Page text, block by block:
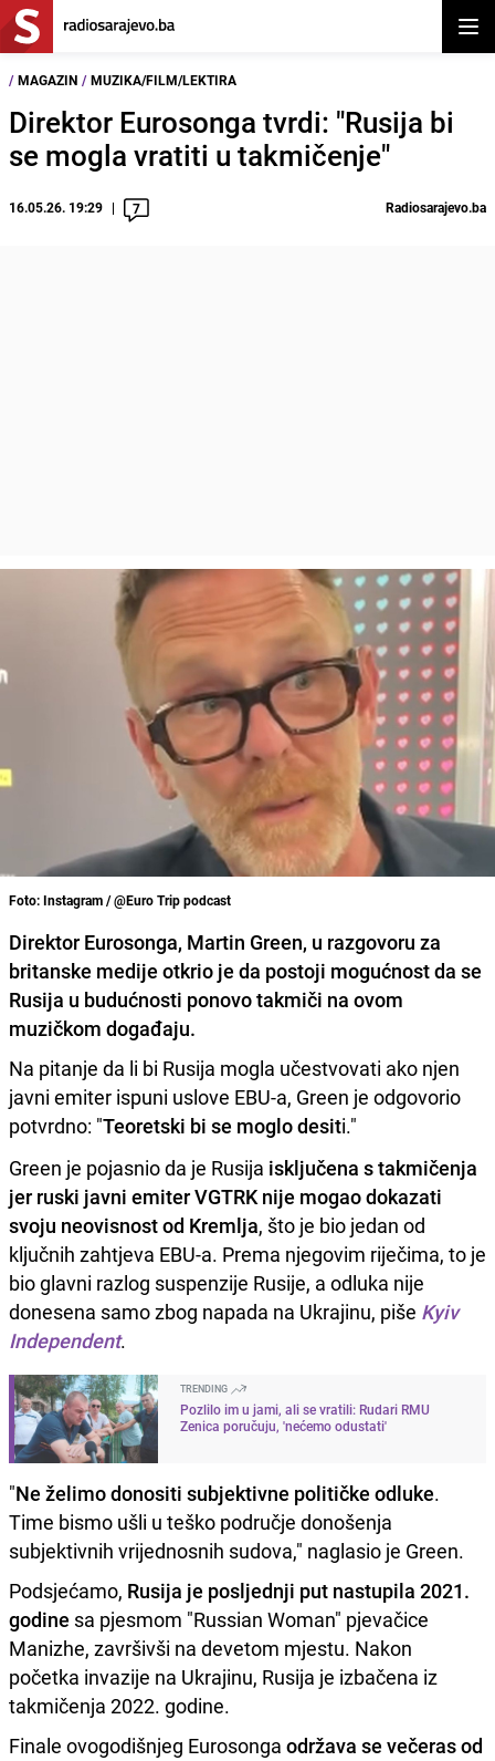
/ MAGAZIN / MUZIKA/FILM/LEKTIRA
Direktor Eurosonga tvrdi: "Rusija bi
se mogla vratiti u takmičenje"
16.05.26. 19:29 7 Radiosarajevo.ba
Foto: Instagram / @Euro Trip podcast
Direktor Eurosonga, Martin Green, u razgovoru za
britanske medije otkrio je da postoji mogućnost da se
Rusija u budućnosti ponovo takmiči na ovom
muzičkom događaju.
Na pitanje da li bi Rusija mogla učestvovati ako njen
javni emiter ispuni uslove EBU-a, Green je odgovorio
potvrdno: "Teoretski bi se moglo desiti."
Green je pojasnio da je Rusija isključena s takmičenja
jer ruski javni emiter VGTRK nije mogao dokazati
svoju neovisnost od Kremlja, što je bio jedan od
ključnih zahtjeva EBU-a. Prema njegovim riječima, to je
bio glavni razlog suspenzije Rusije, a odluka nije
donesena samo zbog napada na Ukrajinu, piše Kyiv
Independent.
TRENDING
Pozlilo im u jami, ali se vratili: Rudari RMU
Zenica poručuju, 'nećemo odustati'
"Ne želimo donositi subjektivne političke odluke.
Time bismo ušli u teško područje donošenja
subjektivnih vrijednosnih sudova," naglasio je Green.
Podsjećamo, Rusija je posljednji put nastupila 2021.
godine sa pjesmom "Russian Woman" pjevačice
Manizhe, završivši na devetom mjestu. Nakon
početka invazije na Ukrajinu, Rusija je izbačena iz
takmičenja 2022. godine.
Finale ovogodišnjeg Eurosonga održava se večeras od